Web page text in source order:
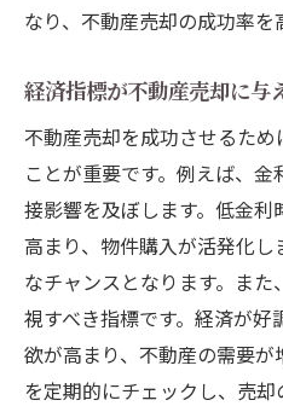
交渉における準備
ーション術
プロの仲介者を活
交渉中の感情コン
交渉の場で信頼感
価格以外の交渉ポ
周辺物件の取引価格調
ヒント
取引価格データの
なり、不動産売却の成功率を
経済指標が不動産売却に与
不動産売却を成功させるた
ことが重要です。例えば、
接影響を及ぼします。低金
高まり、物件購入が活発化し
なチャンスとなります。ま
視すべき指標です。経済が
欲が高まり、不動産の需要
を定期的にチェックし、売